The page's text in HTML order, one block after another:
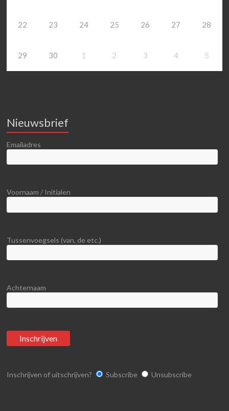
22 23 24 25 26 27 28
29 30 1 2 3 4 5
Nieuwsbrief
Emailadres
Voornaam / Initialen
Tussenvoegsels (van, de etc.)
Achternaam
Inschrijven of uitschrijven? Subscribe Unsubscribe